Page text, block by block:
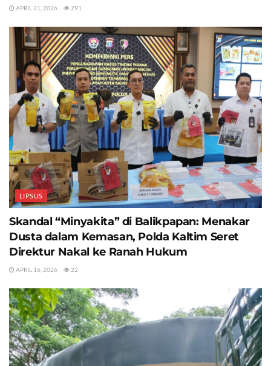
APRIL 21, 2026 291
LIPSUS
Skandal “Minyakita” di Balikpapan: Menakar
Dusta dalam Kemasan, Polda Kaltim Seret
Direktur Nakal ke Ranah Hukum
APRIL 16, 2026 22